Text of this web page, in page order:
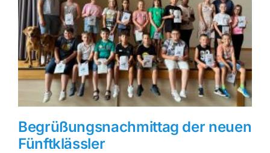
Begrüßungsnachmittag der neuen
Fünftklässler